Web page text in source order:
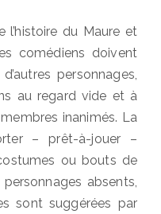
l’histoire du Maure et
comédiens doivent
personnages,
au regard vide et à
inanimés. La
– prêt-à-jouer –
ou bouts de
absents,
sont suggérées par